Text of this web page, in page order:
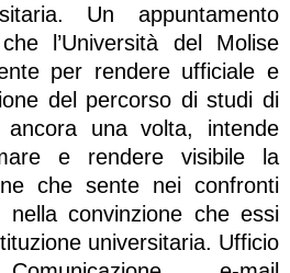
Un appuntamento
l’Università del Molise
per rendere ufficiale e
del percorso di studi di
una volta, intende
e rendere visibile la
che sente nei confronti
convinzione che essi
universitaria. Ufficio